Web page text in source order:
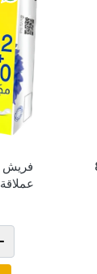
فريش